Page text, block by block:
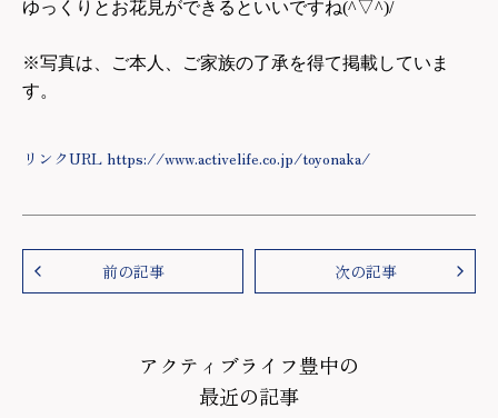
ゆっくりとお花見ができるといいですね(^▽^)/
※写真は、ご本人、ご家族の了承を得て掲載していま
す。
リンクURL https://www.activelife.co.jp/toyonaka/
前の記事 次の記事
アクティブライフ豊中の
最近の記事